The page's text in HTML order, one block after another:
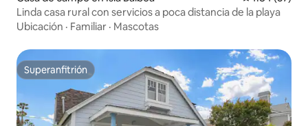
Linda casa rural con servicios a poca distancia de la playa
Ubicación · Familiar · Mascotas
Superanfitrión
Superanfitrión